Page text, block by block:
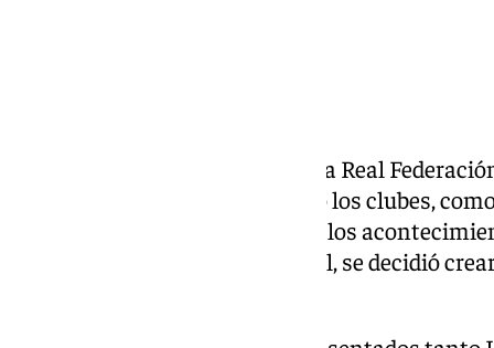
Tras la reunión convocada por la Real
estuvieron representados tanto los clubes,
nueva comisión. Con motivo de los
alrededor del estamento arbitral, se decidió